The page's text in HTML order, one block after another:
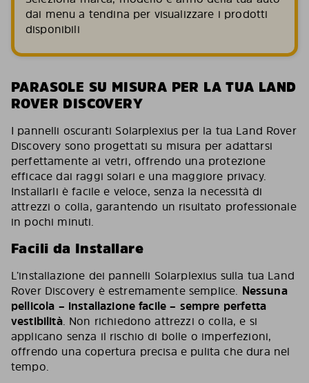
dai menu a tendina per visualizzare i prodotti
disponibili
PARASOLE SU MISURA PER LA TUA LAND
ROVER DISCOVERY
I pannelli oscuranti Solarplexius per la tua Land Rover
Discovery sono progettati su misura per adattarsi
perfettamente ai vetri, offrendo una protezione
efficace dai raggi solari e una maggiore privacy.
Installarli è facile e veloce, senza la necessità di
attrezzi o colla, garantendo un risultato professionale
in pochi minuti.
Facili da Installare
L’installazione dei pannelli Solarplexius sulla tua Land
Rover Discovery è estremamente semplice. Nessuna
pellicola – installazione facile – sempre perfetta
vestibilità. Non richiedono attrezzi o colla, e si
applicano senza il rischio di bolle o imperfezioni,
offrendo una copertura precisa e pulita che dura nel
tempo.